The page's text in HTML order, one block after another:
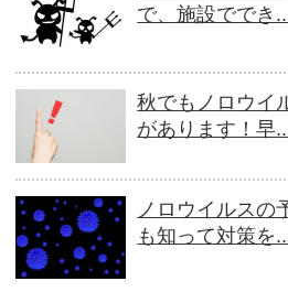
で、施設ででき
秋でもノロウイ
があります！早
ノロウイルスの
も知って対策を